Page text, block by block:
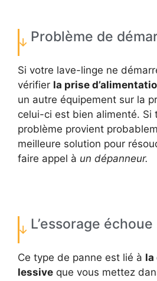
Problème de
Si votre lave-linge ne
vérifier la prise
un autre équipement sur la
celui-ci est bien alimenté. Si
problème provient
meilleure solution pour
faire appel à un dépanneur.
L’essorage échoue
Ce type de panne est lié à la
lessive que vous mettez